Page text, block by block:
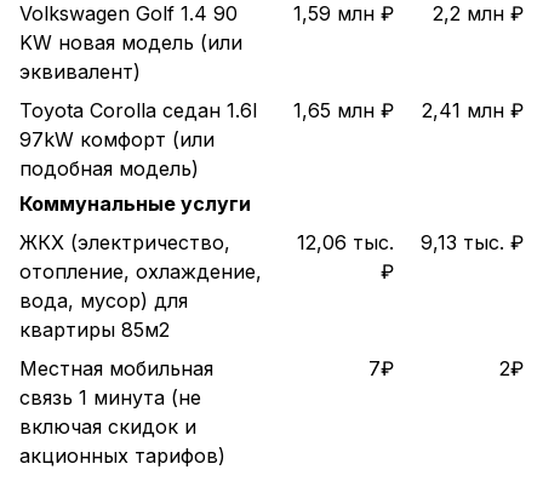
Volkswagen Golf 1.4 90
KW новая модель (или
эквивалент)
1,59 млн ₽ 2,2 млн ₽
Toyota Corolla седан 1.6l
97kW комфорт (или
подобная модель)
1,65 млн ₽ 2,41 млн ₽
Коммунальные услуги
ЖКХ (электричество,
отопление, охлаждение,
вода, мусор) для
квартиры 85м2
12,06 тыс.
₽
9,13 тыс. ₽
Местная мобильная
связь 1 минута (не
включая скидок и
акционных тарифов)
7₽ 2₽